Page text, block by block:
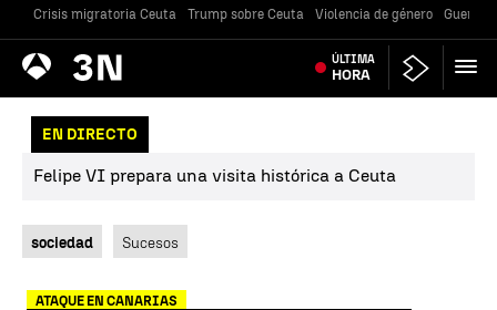
Crisis migratoria Ceuta Trump sobre Ceuta Violencia de género Guerra
Antena
3 Noticias ÚLTIMA
HORA
EN DIRECTO
Felipe VI prepara una visita histórica a Ceuta
sociedad Sucesos
ATAQUE EN CANARIAS